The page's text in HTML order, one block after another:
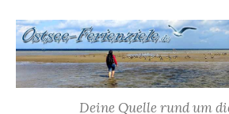
zum
Inhalt
Deine Quelle rund um